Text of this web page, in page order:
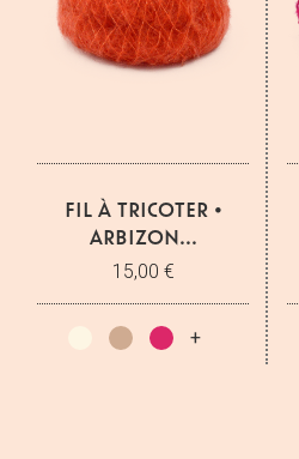
FIL À TRICOTER •
ARBIZON...
15,00 €